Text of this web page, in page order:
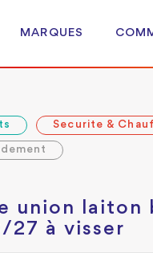
MARQUES
Securite &
union laiton
27 à visser